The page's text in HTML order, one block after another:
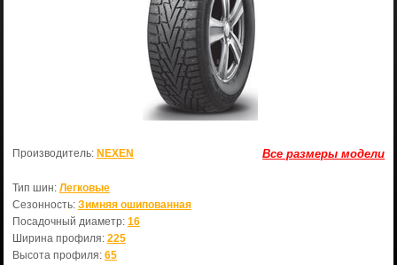
Все размеры модели
Производитель: NEXEN
Тип шин: Легковые
Сезонность: Зимняя ошипованная
Посадочный диаметр: 16
Ширина профиля: 225
Высота профиля: 65